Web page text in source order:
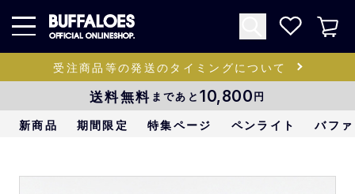
受注商品等の発送のタイミングについて
送料無料 まであと 10,800円
新商品 期間限定 特集ページ ペンライト バフ